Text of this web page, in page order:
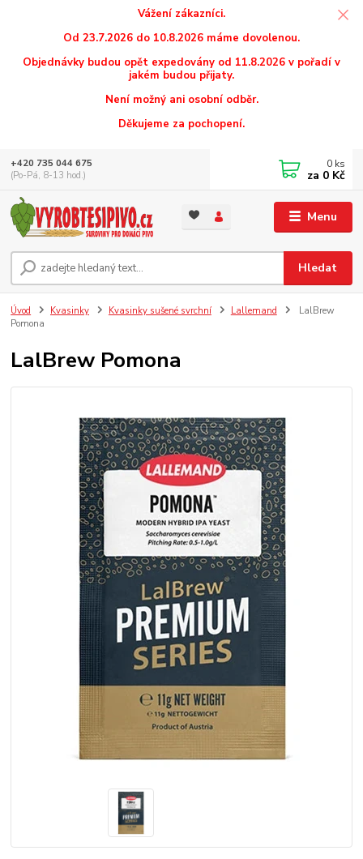
Vážení zákazníci.
Od 23.7.2026 do 10.8.2026 máme dovolenou.
Objednávky budou opět expedovány od 11.8.2026 v pořadí v
jakém budou přijaty.
Není možný ani osobní odběr.
Děkujeme za pochopení.
Menu
Hledat
+420 735 044 675
(Po-Pá, 8-13 hod.)
0 ks
za 0 Kč
Úvod Kvasinky Kvasinky sušené svrchní Lallemand
LalBrew
Pomona
LalBrew Pomona